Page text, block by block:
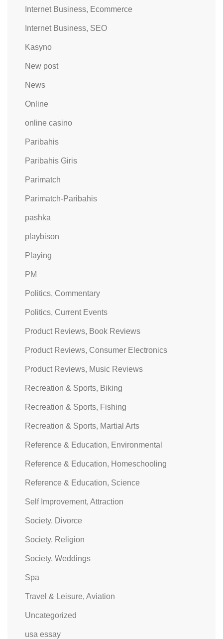
Internet Business, Ecommerce
Internet Business, SEO
Kasyno
New post
News
Online
online casino
Paribahis
Paribahis Giris
Parimatch
Parimatch-Paribahis
pashka
playbison
Playing
PM
Politics, Commentary
Politics, Current Events
Product Reviews, Book Reviews
Product Reviews, Consumer Electronics
Product Reviews, Music Reviews
Recreation & Sports, Biking
Recreation & Sports, Fishing
Recreation & Sports, Martial Arts
Reference & Education, Environmental
Reference & Education, Homeschooling
Reference & Education, Science
Self Improvement, Attraction
Society, Divorce
Society, Religion
Society, Weddings
Spa
Travel & Leisure, Aviation
Uncategorized
usa essay